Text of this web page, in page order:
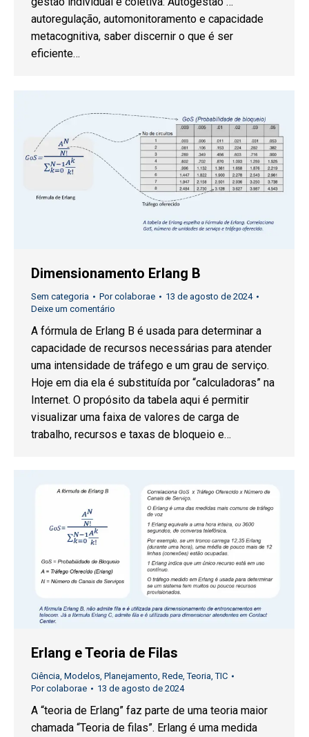
autoregulação, automonitoramento e capacidade
metacognitiva, saber discernir o que é ser
eficiente…
Dimensionamento Erlang B
Sem categoria Porcolaborae
13 de agosto de 2024
Deixe um comentário
A fórmula de Erlang B é usada para determinar a
capacidade de recursos necessárias para atender
uma intensidade de tráfego e um grau de serviço.
Hoje em dia ela é substituída por “calculadoras” na
Internet. O propósito da tabela aqui é permitir
visualizar uma faixa de valores de carga de
trabalho, recursos e taxas de bloqueio e…
Erlang e Teoria de Filas
Ciência Modelos Planejamento Rede ,Teoria ,TIC
Porcolaborae 13 de agosto de 2024
A “teoria de Erlang” faz parte de uma teoria maior
chamada “Teoria de filas”. Erlang é uma medida